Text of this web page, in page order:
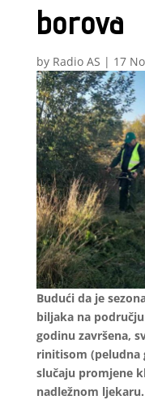
borova
by Radio AS | 17
Budući da je
biljaka na području
godinu završena,
rinitisom (peludna
slučaju promjene
nadležnom ljekaru.